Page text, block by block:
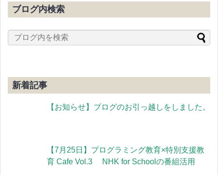
ブログ内検索
新着記事
【お知らせ】ブログのお引っ越しをしました。
【7月25日】プログラミング教育×特別支援教
育 Cafe Vol.3 NHK for Schoolの番組活用